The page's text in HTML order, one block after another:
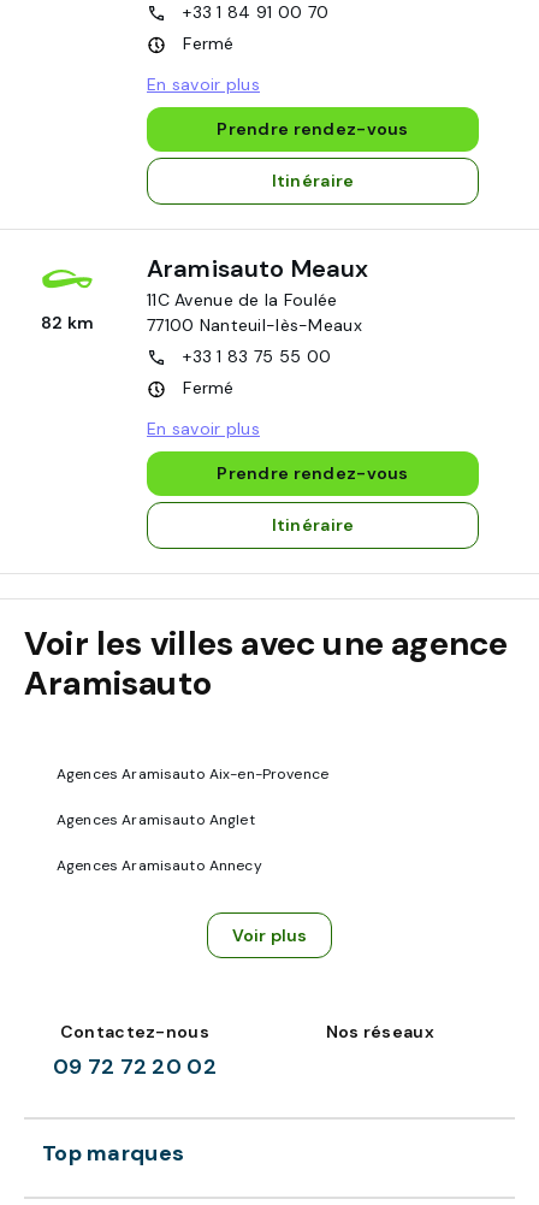
+33 1 84 91 00 70
Fermé
En savoir plus
Prendre rendez-vous
Itinéraire
82 km
Aramisauto Meaux
11C Avenue de la Foulée
77100 Nanteuil-lès-Meaux
+33 1 83 75 55 00
Fermé
En savoir plus
Prendre rendez-vous
Itinéraire
Voir les villes avec une agence
Aramisauto
Agences Aramisauto Aix-en-Provence
Agences Aramisauto Anglet
Agences Aramisauto Annecy
Voir plus
Contactez-nous
09 72 72 20 02
Nos réseaux
Top marques